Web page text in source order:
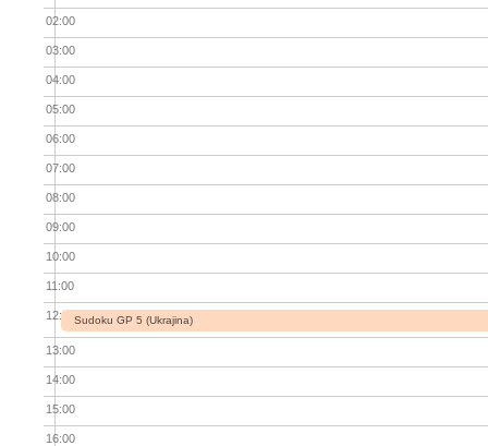
02:00
03:00
04:00
05:00
06:00
07:00
08:00
09:00
10:00
11:00
12:00Sudoku GP 5 (Ukrajina)
13:00
14:00
15:00
16:00